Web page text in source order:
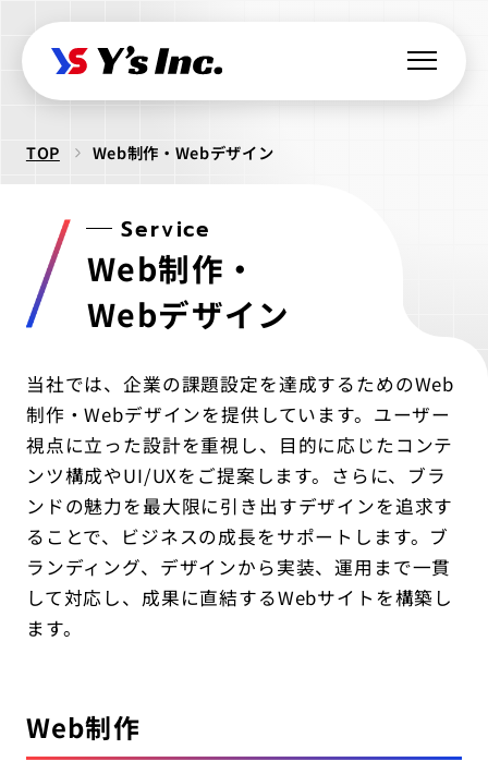
Web制作
コーポレートサイト制作
採用サイト制作
WordPressカスタム
セキュリティ診断
webサイト制作
Webデザイン
UI/UX設計
ブランディング設計
Webマーケティング支援
SEO支援
データ基盤構築
BIツール導入
データ分析&UI改善
Webサイト活用支援
Web開発・アプリ開発
・ラボ型開発
Webシステム開発
ios Androidアプリ開発
ラボ型開発
クリエイティブ制作
ロゴ制作
ビジュアル制作
パッケージ制作
パンフレット制作
アニメ公式サイト制作
IT派遣サービス
WEBシステムエンジニア
ネイティブアプリエンジニア
デザイナー
IT教育サービス
WEBMASTERS
EdtechTraining
Works
About
Privacy policy
TOP Web制作・Webデザイン
Service
Web制作・
Webデザイン
当社では、企業の課題設定を達成するためのWeb
制作・Webデザインを提供しています。ユーザー
視点に立った設計を重視し、目的に応じたコンテ
ンツ構成やUI/UXをご提案します。さらに、ブラ
ンドの魅力を最大限に引き出すデザインを追求す
ることで、ビジネスの成長をサポートします。ブ
ランディング、デザインから実装、運用まで一貫
して対応し、成果に直結するWebサイトを構築し
ます。
Web制作